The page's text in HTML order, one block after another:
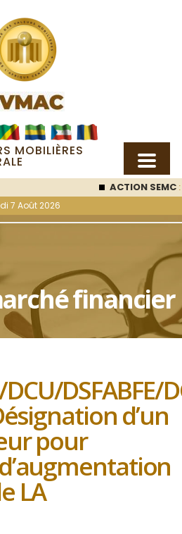
MOBILIÈRES
ACTION SEMC: 53 000
7 Août 2026
financier
DSFABFE/
d’un
pour
LA